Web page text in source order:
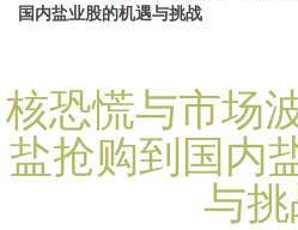
国内盐业股的机遇与挑战
核恐慌与市场
盐抢购到国内
与